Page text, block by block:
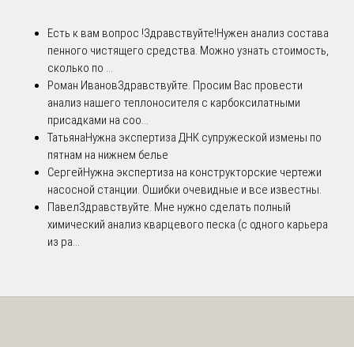
Есть к вам вопрос !Здравствуйте!Нужен анализ состава
пенного чистящего средства. Можно узнать стоимость,
сколько по ...
Роман ИвановЗдравствуйте. Просим Вас провести
анализ нашего теплоносителя с карбоксилатными
присадками на соо...
ТатьянаНужна экспертиза ДНК супружеской измены по
пятнам на нижнем белье
СергейНужна экспертиза на конструкторские чертежи
насосной станции. Ошибки очевидные и все известны.
ПавелЗдравствуйте. Мне нужно сделать полный
химический анализ кварцевого песка (с одного карьера
из ра...